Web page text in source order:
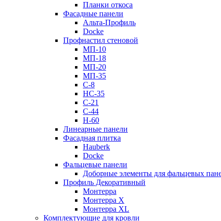
Планки откоса
Фасадные панели
Альта-Профиль
Docke
Профнастил стеновой
МП-10
МП-18
МП-20
МП-35
С-8
НС-35
С-21
С-44
Н-60
Линеарные панели
Фасадная плитка
Hauberk
Docke
Фальцевые панели
Доборные элементы для фальцевых
Профиль Декоративный
Монтерра
Монтерра X
Монтерра XL
Комплектующие для кровли